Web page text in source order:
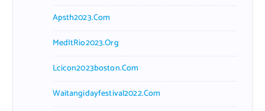
Apsth2023.com
MedItRio2023.org
Lcicon2023boston.com
Waitangidayfestival2022.com